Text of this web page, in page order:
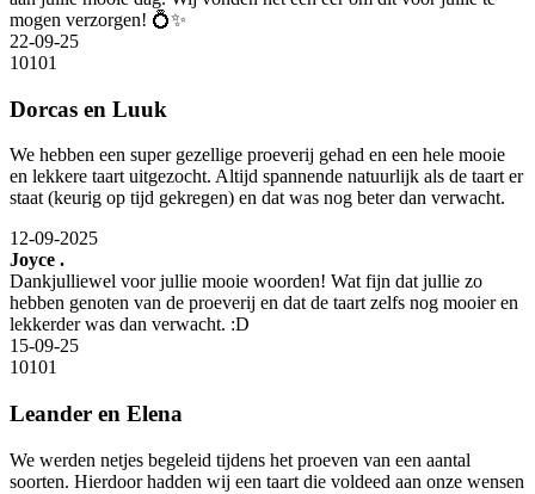
mogen verzorgen! 💍✨
22-09-25
10101
Dorcas en Luuk
We hebben een super gezellige proeverij gehad en een hele mooie
en lekkere taart uitgezocht. Altijd spannende natuurlijk als de taart er
staat (keurig op tijd gekregen) en dat was nog beter dan verwacht.
12-09-2025
Joyce .
Dankjulliewel voor jullie mooie woorden! Wat fijn dat jullie zo
hebben genoten van de proeverij en dat de taart zelfs nog mooier en
lekkerder was dan verwacht. :D
15-09-25
10101
Leander en Elena
We werden netjes begeleid tijdens het proeven van een aantal
soorten. Hierdoor hadden wij een taart die voldeed aan onze wensen